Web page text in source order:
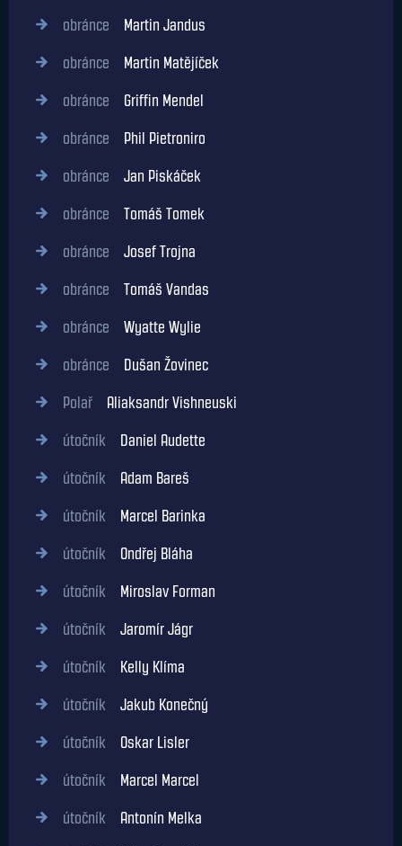
obránce Martin Jandus
obránce Martin Matějíček
obránce Griffin Mendel
obránce Phil Pietroniro
obránce Jan Piskáček
obránce Tomáš Tomek
obránce Josef Trojna
obránce Tomáš Vandas
obránce Wyatte Wylie
obránce Dušan Žovinec
Polař Aliaksandr Vishneuski
útočník Daniel Audette
útočník Adam Bareš
útočník Marcel Barinka
útočník Ondřej Bláha
útočník Miroslav Forman
útočník Jaromír Jágr
útočník Kelly Klíma
útočník Jakub Konečný
útočník Oskar Lisler
útočník Marcel Marcel
útočník Antonín Melka